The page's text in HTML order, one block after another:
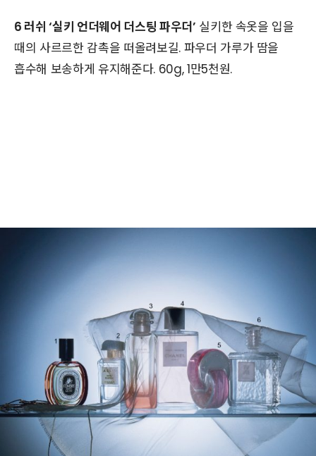
6 러쉬 ‘실키 언더웨어 더스팅 파우더’ 실키한 속옷을 입을
때의 사르르한 감촉을 떠올려보길. 파우더 가루가 땀을
흡수해 보송하게 유지해준다. 60g, 1만5천원.